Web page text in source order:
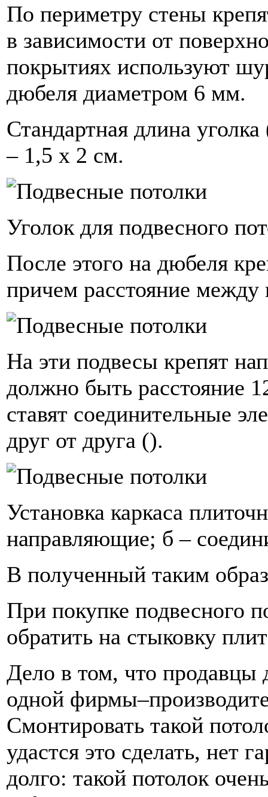
По периметру стены
в зависимости от
покрытиях используют
дюбеля диаметром 6 мм.
Стандартная длина
– 1,5 х 2 см.
Уголок для подвесного
После этого на дюбеля
причем расстояние
На эти подвесы крепят
должно быть
ставят соединительные
друг от друга ().
Установка каркаса
направляющие; б –
В полученный таким
При покупке подвесного
обратить на стыковку
Дело в том, что продавцы
одной
Смонтировать такой
удастся это сделать, нет
долго: такой потолок